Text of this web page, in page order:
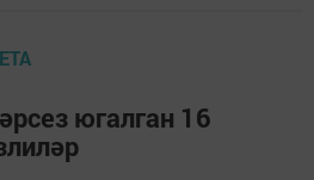
югалган 16